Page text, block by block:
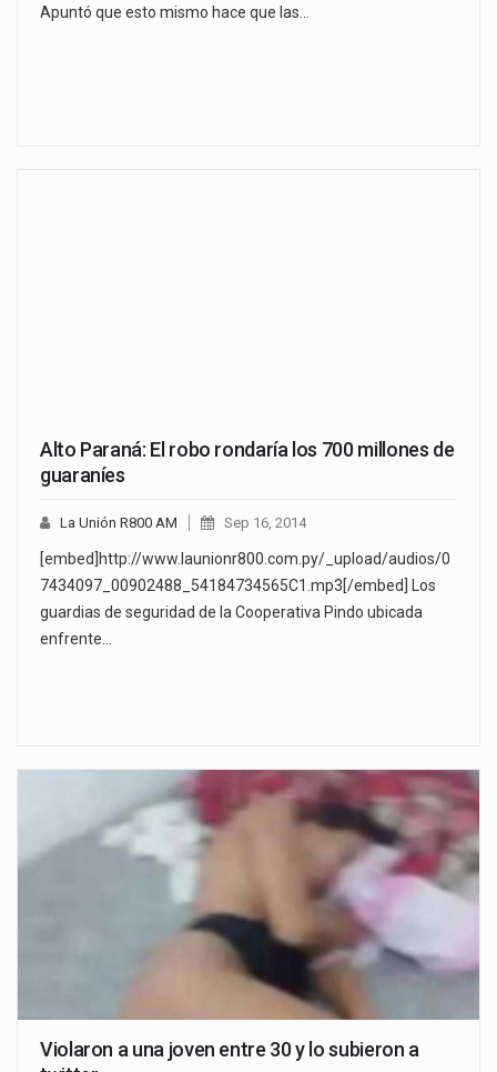
Apuntó que esto mismo hace que las…
Alto Paraná: El robo rondaría los 700 millones de
guaraníes
La Unión R800 AM Sep 16, 2014
[embed]http://www.launionr800.com.py/_upload/audios/0
7434097_00902488_54184734565C1.mp3[/embed] Los
guardias de seguridad de la Cooperativa Pindo ubicada
enfrente…
Violaron a una joven entre 30 y lo subieron a